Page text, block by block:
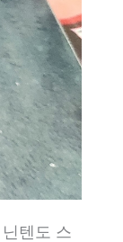
텐도 스